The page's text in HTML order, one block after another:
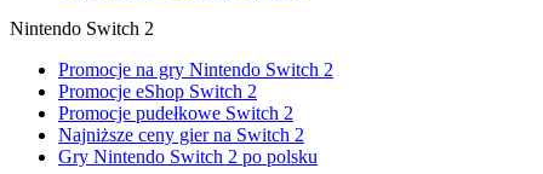
Nintendo Switch 2
Promocje na gry Nintendo Switch 2
Promocje eShop Switch 2
Promocje pudełkowe Switch 2
Najniższe ceny gier na Switch 2
Gry Nintendo Switch 2 po polsku